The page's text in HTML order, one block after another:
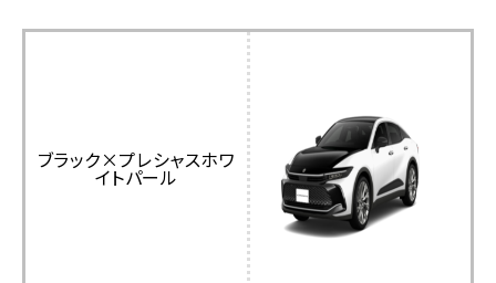
ブラック×プレシャスホワ
イトパール